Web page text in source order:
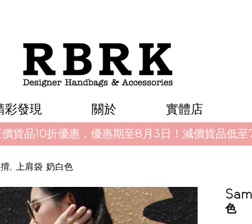
彩發現 關於 實體店
貨品10折優惠，優惠期至8月3日！減價貨品低
, 上肩袋 奶白色
色